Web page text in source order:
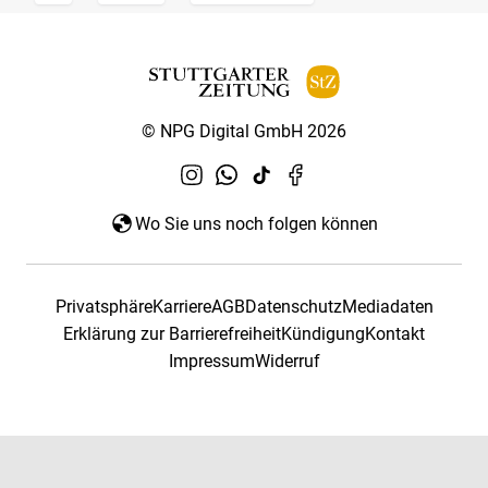
© NPG Digital GmbH 2026
Wo Sie uns noch folgen können
PrivatsphäreKarriereAGBDatenschutzMediadaten
Erklärung zur BarrierefreiheitKündigungKontakt
ImpressumWiderruf